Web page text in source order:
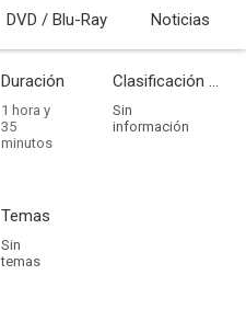
Estrenada
DVD / Blu-Ray Noticias
Duración
1 hora y
35
minutos
Clasificación por edades
Sin
información
Temas
Sin
temas